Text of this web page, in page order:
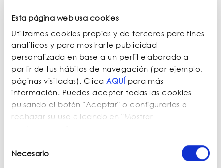
Esta página web usa cookies
Utilizamos cookies propias y de terceros para fines
analíticos y para mostrarte publicidad
personalizada en base a un perfil elaborado a
partir de tus hábitos de navegación (por ejemplo,
páginas visitadas). Clica AQUÍ para más
información. Puedes aceptar todas las cookies
pulsando el botón "Aceptar" o configurarlas o
rechazar su uso clicando en "Mostrar
configuración".
deNecesario
de este sitio web, en el caso de que quiera
registrarse, de forma voluntaria, con el fin de utilizar
los servicios que ponemos a su disposición o para
recibir información sobre contenidos de su interés.
Cookies de terceros
Este sitio web utiliza cookies de terceros. Podrá
acceder a su política de cookies en el enlace que se
indica a continuación:
ES/policies/technologies/cookies/